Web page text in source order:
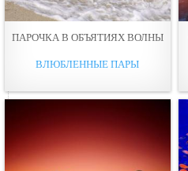
ПАРОЧКА В ОБЪЯТИЯХ ВОЛНЫ
ВЛЮБЛЕННЫЕ ПАРЫ